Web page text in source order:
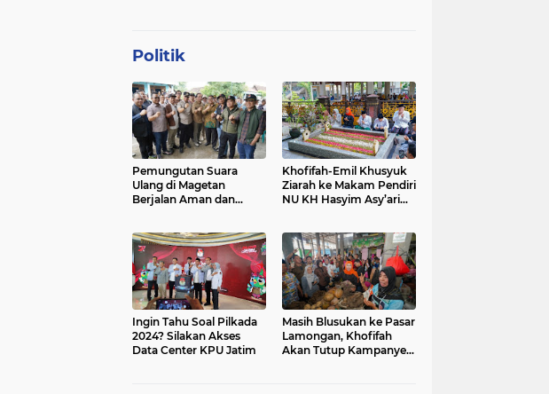
Politik
Pemungutan Suara
Ulang di Magetan
Berjalan Aman dan
Khofifah-Emil Khusyuk
Ziarah ke Makam Pendiri
NU KH Hasyim Asy’ari
Ingin Tahu Soal Pilkada
2024? Silakan Akses
Data Center KPU Jatim
Masih Blusukan ke Pasar
Lamongan, Khofifah
Akan Tutup Kampanye